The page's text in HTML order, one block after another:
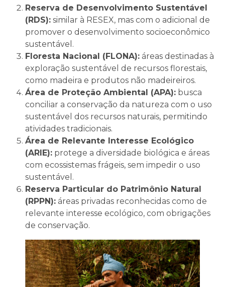
Reserva de Desenvolvimento Sustentável
(RDS): similar à RESEX, mas com o adicional de
promover o desenvolvimento socioeconômico
sustentável.
Floresta Nacional (FLONA): áreas destinadas à
exploração sustentável de recursos florestais,
como madeira e produtos não madeireiros.
Área de Proteção Ambiental (APA): busca
conciliar a conservação da natureza com o uso
sustentável dos recursos naturais, permitindo
atividades tradicionais.
Área de Relevante Interesse Ecológico
(ARIE): protege a diversidade biológica e áreas
com ecossistemas frágeis, sem impedir o uso
sustentável.
Reserva Particular do Patrimônio Natural
(RPPN): áreas privadas reconhecidas como de
relevante interesse ecológico, com obrigações
de conservação.